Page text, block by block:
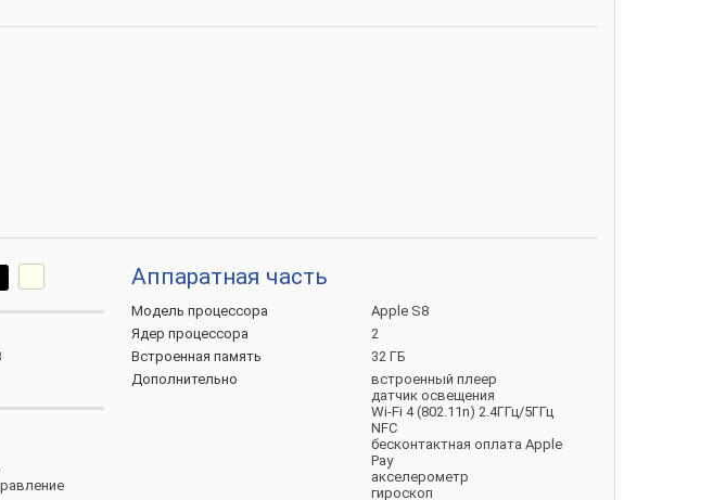
Аппаратная часть
Модель процессора
Apple S8
Ядер процессора
2
Встроенная память
32 ГБ
Дополнительно
встроенный плеер
датчик освещения
Wi-Fi 4 (802.11n) 2.4ГГц/5ГГц
NFC
бесконтактная оплата Apple
Pay
акселерометр
гироскоп